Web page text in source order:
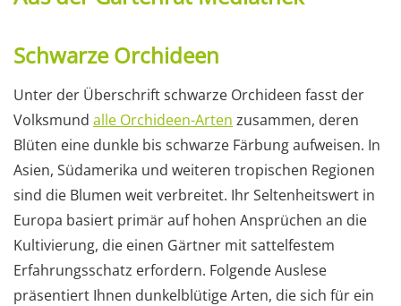
Schwarze Orchideen
Unter der Überschrift schwarze Orchideen fasst der
Volksmund alle Orchideen-Arten zusammen, deren
Blüten eine dunkle bis schwarze Färbung aufweisen. In
Asien, Südamerika und weiteren tropischen Regionen
sind die Blumen weit verbreitet. Ihr Seltenheitswert in
Europa basiert primär auf hohen Ansprüchen an die
Kultivierung, die einen Gärtner mit sattelfestem
Erfahrungsschatz erfordern. Folgende Auslese
präsentiert Ihnen dunkelblütige Arten, die sich für ein